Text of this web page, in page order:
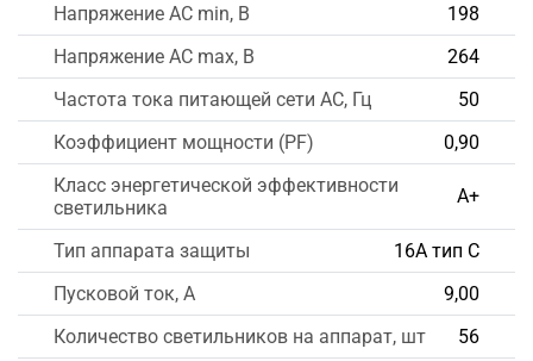
Напряжение AC min, В
198
Напряжение AC max, В
264
Частота тока питающей сети AC, Гц
50
Коэффициент мощности (PF)
0,90
Класс энергетической эффективности
светильника
А+
Тип аппарата защиты
16А тип С
Пусковой ток, А
9,00
Количество светильников на аппарат, шт
56